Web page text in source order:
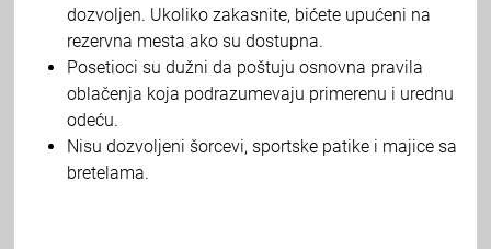
dozvoljen. Ukoliko zakasnite, bićete upućeni na
rezervna mesta ako su dostupna.
Posetioci su dužni da poštuju osnovna pravila
oblačenja koja podrazumevaju primerenu i urednu
odeću.
Nisu dozvoljeni šorcevi, sportske patike i majice sa
bretelama.